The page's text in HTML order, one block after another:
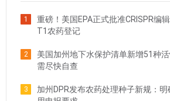
1
重磅！美国EPA正式批准CRISPR编
T1农药登记
2
美国加州地下水保护清单新增51种
需尽快自查
3
加州DPR发布农药处理种子新规：